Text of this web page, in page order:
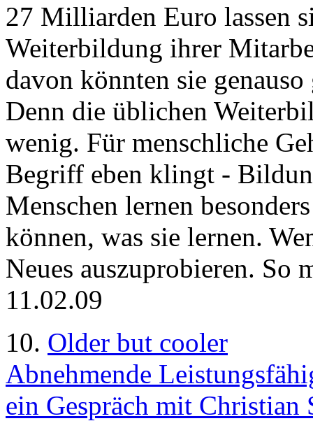
27 Milliarden Euro lassen
Weiterbildung ihrer
davon könnten sie
Denn die üblichen
wenig. Für menschliche
Begriff eben klingt -
Menschen lernen
können, was sie lernen.
Neues auszuprobieren. So
11.02.09
10. Older but cooler
Abnehmende
ein Gespräch mit Christian